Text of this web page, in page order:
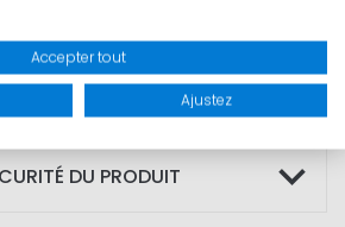
DU PRODUIT
Accepter tout
Ajustez